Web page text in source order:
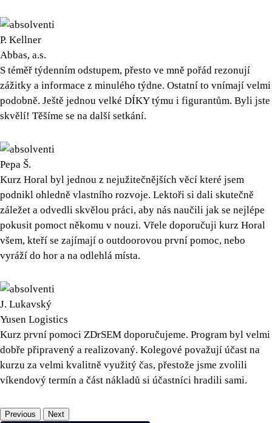
P. Kellner
Abbas, a.s.
S téměř týdenním odstupem, přesto ve mně pořád rezonují
zážitky a informace z minulého týdne. Ostatní to vnímají velmi
podobně. Ještě jednou velké DÍKY týmu i figurantům. Byli jste
skvělí! Těšíme se na další setkání.
Pepa Š.
Kurz Horal byl jednou z nejužitečnějších věcí které jsem
podnikl ohledně vlastního rozvoje. Lektoři si dali skutečně
záležet a odvedli skvělou práci, aby nás naučili jak se nejlépe
pokusit pomoct někomu v nouzi. Vřele doporučuji kurz Horal
všem, kteří se zajímají o outdoorovou první pomoc, nebo
vyráží do hor a na odlehlá místa.
J. Lukavský
Yusen Logistics
Kurz první pomoci ZDrSEM doporučujeme. Program byl velmi
dobře připravený a realizovaný. Kolegové považují účast na
kurzu za velmi kvalitně využitý čas, přestože jsme zvolili
víkendový termín a část nákladů si účastníci hradili sami.
Previous Next